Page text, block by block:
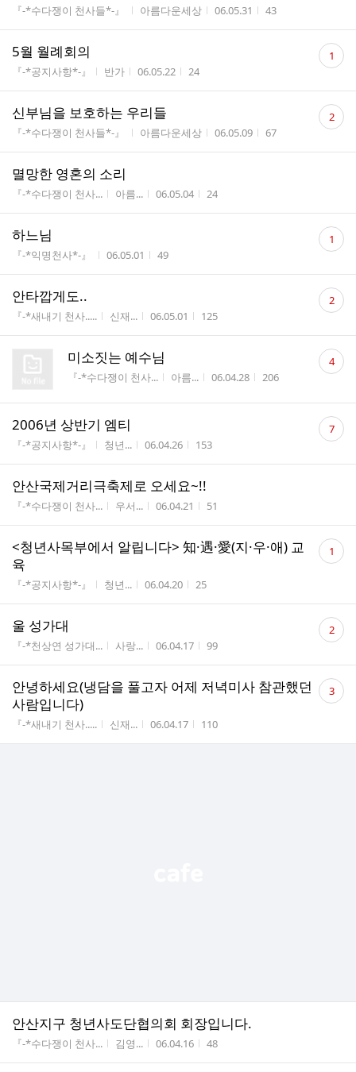
게시판명
『-*수다쟁이 천사들*-』 작성자
아름다운세상 작성시간
06.05.31 조회수
43
5월 월례회의
게시판명
『-*공지사항*-』 작성자
반가 작성시간
06.05.22 조회수
24
댓
글 1
신부님을 보호하는 우리들
게시판명
『-*수다쟁이 천사들*-』 작성자
아름다운세상 작성시간
06.05.09 조회수
67
댓
글 2
멸망한 영혼의 소리
게시판명
『-*수다쟁이 천사... 작성자
아름... 작성시간
06.05.04 조회수
24
하느님
게시판명
『-*익명천사*-』 작성시간
06.05.01 조회수
49
댓
글 1
안타깝게도..
게시판명
『-*새내기 천사..... 작성자
신재... 작성시간
06.05.01 조회수
125
댓
글 2
미소짓는 예수님
게시판명
『-*수다쟁이 천사... 작성자
아름... 작성시간
06.04.28 조회수
206
댓
글 4
2006년 상반기 엠티
게시판명
『-*공지사항*-』 작성자
청년... 작성시간
06.04.26 조회수
153
댓
글 7
안산국제거리극축제로 오세요~!!
게시판명
『-*수다쟁이 천사... 작성자
우서... 작성시간
06.04.21 조회수
51
<청년사목부에서 알립니다> 知·遇·愛(지·우·애) 교
육
게시판명
『-*공지사항*-』 작성자
청년... 작성시간
06.04.20 조회수
25
댓
글 1
울 성가대
게시판명
『-*천상연 성가대... 작성자
사랑... 작성시간
06.04.17 조회수
99
댓
글 2
안녕하세요(냉담을 풀고자 어제 저녁미사 참관했던
사람입니다)
게시판명
『-*새내기 천사..... 작성자
신재... 작성시간
06.04.17 조회수
110
댓
글 3
안산지구 청년사도단협의회 회장입니다.
게시판명
『-*수다쟁이 천사... 작성자
김영... 작성시간
06.04.16 조회수
48